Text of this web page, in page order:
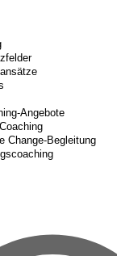
Angebote
Change-Begleitung